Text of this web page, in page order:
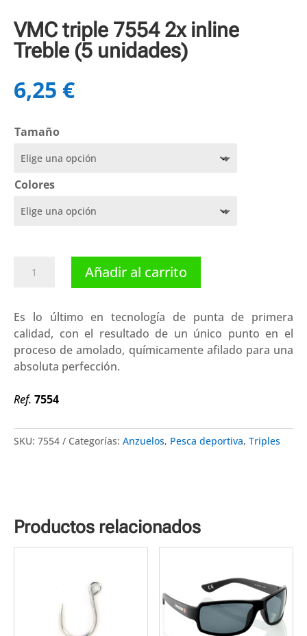
VMC triple 7554 2x inline
Treble (5 unidades)
6,25 €
Tamaño
Colores
triple
2x
inline
Treble
(5
cantidad
Añadir al carrito
Es lo último en tecnología de punta de primera
calidad, con el resultado de un único punto en el
proceso de amolado, químicamente afilado para una
absoluta perfección.
Ref. 7554
SKU: 7554 Categorías: Anzuelos, Pesca deportiva, Triples
Productos relacionados